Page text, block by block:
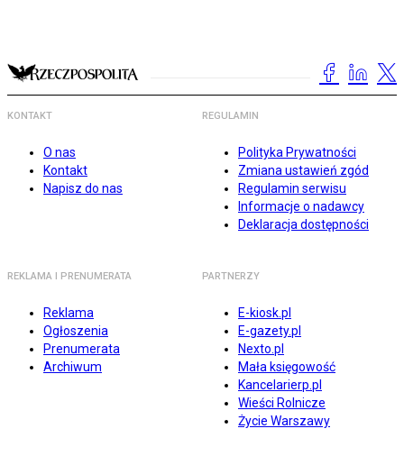
KONTAKT
O nas
Kontakt
Napisz do nas
REGULAMIN
Polityka Prywatności
Zmiana ustawień zgód
Regulamin serwisu
Informacje o nadawcy
Deklaracja dostępności
REKLAMA I PRENUMERATA
Reklama
Ogłoszenia
Prenumerata
Archiwum
PARTNERZY
E-kiosk.pl
E-gazety.pl
Nexto.pl
Mała księgowość
Kancelarierp.pl
Wieści Rolnicze
Życie Warszawy